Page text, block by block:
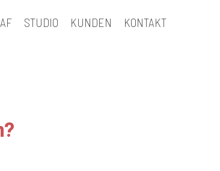
STUDIO KUNDEN KONTAKT